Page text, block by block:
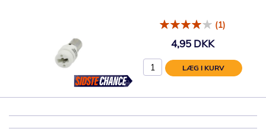
(1)
4,95 DKK
LÆG I KURV